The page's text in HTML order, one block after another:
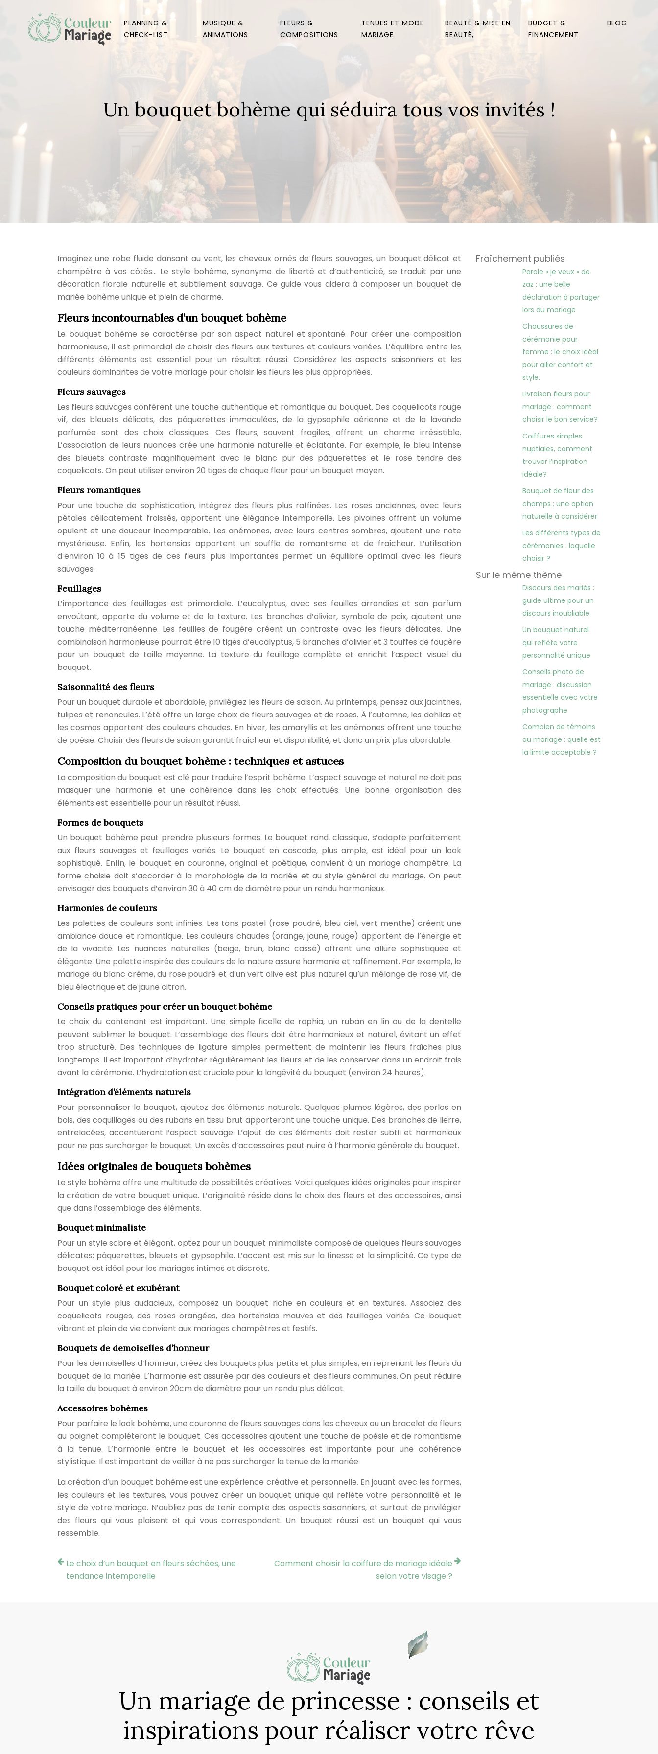
PLANNING &
CHECK-LIST
MUSIQUE &
ANIMATIONS
FLEURS &
COMPOSITIONS
TENUES ET MODE
MARIAGE
BEAUTÉ & MISE EN
BEAUTÉ,
BUDGET &
FINANCEMENT
BLOG
Un bouquet bohème qui séduira tous vos invités !
Imaginez une robe fluide dansant au vent, les cheveux ornés de fleurs sauvages, un bouquet délicat et
champêtre à vos côtés… Le style bohème, synonyme de liberté et d’authenticité, se traduit par une
décoration florale naturelle et subtilement sauvage. Ce guide vous aidera à composer un bouquet de
mariée bohème unique et plein de charme.
Fleurs incontournables d’un bouquet bohème
Le bouquet bohème se caractérise par son aspect naturel et spontané. Pour créer une composition
harmonieuse, il est primordial de choisir des fleurs aux textures et couleurs variées. L’équilibre entre les
différents éléments est essentiel pour un résultat réussi. Considérez les aspects saisonniers et les
couleurs dominantes de votre mariage pour choisir les fleurs les plus appropriées.
Fleurs sauvages
Les fleurs sauvages confèrent une touche authentique et romantique au bouquet. Des coquelicots rouge
vif, des bleuets délicats, des pâquerettes immaculées, de la gypsophile aérienne et de la lavande
parfumée sont des choix classiques. Ces fleurs, souvent fragiles, offrent un charme irrésistible.
L’association de leurs nuances crée une harmonie naturelle et éclatante. Par exemple, le bleu intense
des bleuets contraste magnifiquement avec le blanc pur des pâquerettes et le rose tendre des
coquelicots. On peut utiliser environ 20 tiges de chaque fleur pour un bouquet moyen.
Fleurs romantiques
Pour une touche de sophistication, intégrez des fleurs plus raffinées. Les roses anciennes, avec leurs
pétales délicatement froissés, apportent une élégance intemporelle. Les pivoines offrent un volume
opulent et une douceur incomparable. Les anémones, avec leurs centres sombres, ajoutent une note
mystérieuse. Enfin, les hortensias apportent un souffle de romantisme et de fraîcheur. L’utilisation
d’environ 10 à 15 tiges de ces fleurs plus importantes permet un équilibre optimal avec les fleurs
sauvages.
Feuillages
L’importance des feuillages est primordiale. L’eucalyptus, avec ses feuilles arrondies et son parfum
envoûtant, apporte du volume et de la texture. Les branches d’olivier, symbole de paix, ajoutent une
touche méditerranéenne. Les feuilles de fougère créent un contraste avec les fleurs délicates. Une
combinaison harmonieuse pourrait être 10 tiges d’eucalyptus, 5 branches d’olivier et 3 touffes de fougère
pour un bouquet de taille moyenne. La texture du feuillage complète et enrichit l’aspect visuel du
bouquet.
Saisonnalité des fleurs
Pour un bouquet durable et abordable, privilégiez les fleurs de saison. Au printemps, pensez aux jacinthes,
tulipes et renoncules. L’été offre un large choix de fleurs sauvages et de roses. À l’automne, les dahlias et
les cosmos apportent des couleurs chaudes. En hiver, les amaryllis et les anémones offrent une touche
de poésie. Choisir des fleurs de saison garantit fraîcheur et disponibilité, et donc un prix plus abordable.
Composition du bouquet bohème : techniques et astuces
La composition du bouquet est clé pour traduire l’esprit bohème. L’aspect sauvage et naturel ne doit pas
masquer une harmonie et une cohérence dans les choix effectués. Une bonne organisation des
éléments est essentielle pour un résultat réussi.
Formes de bouquets
Un bouquet bohème peut prendre plusieurs formes. Le bouquet rond, classique, s’adapte parfaitement
aux fleurs sauvages et feuillages variés. Le bouquet en cascade, plus ample, est idéal pour un look
sophistiqué. Enfin, le bouquet en couronne, original et poétique, convient à un mariage champêtre. La
forme choisie doit s’accorder à la morphologie de la mariée et au style général du mariage. On peut
envisager des bouquets d’environ 30 à 40 cm de diamètre pour un rendu harmonieux.
Harmonies de couleurs
Les palettes de couleurs sont infinies. Les tons pastel (rose poudré, bleu ciel, vert menthe) créent une
ambiance douce et romantique. Les couleurs chaudes (orange, jaune, rouge) apportent de l’énergie et
de la vivacité. Les nuances naturelles (beige, brun, blanc cassé) offrent une allure sophistiquée et
élégante. Une palette inspirée des couleurs de la nature assure harmonie et raffinement. Par exemple, le
mariage du blanc crème, du rose poudré et d’un vert olive est plus naturel qu’un mélange de rose vif, de
bleu électrique et de jaune citron.
Conseils pratiques pour créer un bouquet bohème
Le choix du contenant est important. Une simple ficelle de raphia, un ruban en lin ou de la dentelle
peuvent sublimer le bouquet. L’assemblage des fleurs doit être harmonieux et naturel, évitant un effet
trop structuré. Des techniques de ligature simples permettent de maintenir les fleurs fraîches plus
longtemps. Il est important d’hydrater régulièrement les fleurs et de les conserver dans un endroit frais
avant la cérémonie. L’hydratation est cruciale pour la longévité du bouquet (environ 24 heures).
Intégration d’éléments naturels
Pour personnaliser le bouquet, ajoutez des éléments naturels. Quelques plumes légères, des perles en
bois, des coquillages ou des rubans en tissu brut apporteront une touche unique. Des branches de lierre,
entrelacées, accentueront l’aspect sauvage. L’ajout de ces éléments doit rester subtil et harmonieux
pour ne pas surcharger le bouquet. Un excès d’accessoires peut nuire à l’harmonie générale du bouquet.
Idées originales de bouquets bohèmes
Le style bohème offre une multitude de possibilités créatives. Voici quelques idées originales pour inspirer
la création de votre bouquet unique. L’originalité réside dans le choix des fleurs et des accessoires, ainsi
que dans l’assemblage des éléments.
Bouquet minimaliste
Pour un style sobre et élégant, optez pour un bouquet minimaliste composé de quelques fleurs sauvages
délicates: pâquerettes, bleuets et gypsophile. L’accent est mis sur la finesse et la simplicité. Ce type de
bouquet est idéal pour les mariages intimes et discrets.
Bouquet coloré et exubérant
Pour un style plus audacieux, composez un bouquet riche en couleurs et en textures. Associez des
coquelicots rouges, des roses orangées, des hortensias mauves et des feuillages variés. Ce bouquet
vibrant et plein de vie convient aux mariages champêtres et festifs.
Bouquets de demoiselles d’honneur
Pour les demoiselles d’honneur, créez des bouquets plus petits et plus simples, en reprenant les fleurs du
bouquet de la mariée. L’harmonie est assurée par des couleurs et des fleurs communes. On peut réduire
la taille du bouquet à environ 20cm de diamètre pour un rendu plus délicat.
Accessoires bohèmes
Pour parfaire le look bohème, une couronne de fleurs sauvages dans les cheveux ou un bracelet de fleurs
au poignet compléteront le bouquet. Ces accessoires ajoutent une touche de poésie et de romantisme
à la tenue. L’harmonie entre le bouquet et les accessoires est importante pour une cohérence
stylistique. Il est important de veiller à ne pas surcharger la tenue de la mariée.
La création d’un bouquet bohème est une expérience créative et personnelle. En jouant avec les formes,
les couleurs et les textures, vous pouvez créer un bouquet unique qui reflète votre personnalité et le
style de votre mariage. N’oubliez pas de tenir compte des aspects saisonniers, et surtout de privilégier
des fleurs qui vous plaisent et qui vous correspondent. Un bouquet réussi est un bouquet qui vous
ressemble.
Le choix d’un bouquet en fleurs séchées, une
tendance intemporelle
Comment choisir la coiffure de mariage idéale
selon votre visage ?
Fraîchement publiés
Parole « je veux » de
zaz : une belle
déclaration à partager
lors du mariage
Chaussures de
cérémonie pour
femme : le choix idéal
pour allier confort et
style.
Livraison fleurs pour
mariage : comment
choisir le bon service?
Coiffures simples
nuptiales, comment
trouver l’inspiration
idéale?
Bouquet de fleur des
champs : une option
naturelle à considérer
Les différents types de
cérémonies : laquelle
choisir ?
Sur le même thème
Discours des mariés :
guide ultime pour un
discours inoubliable
Un bouquet naturel
qui reflète votre
personnalité unique
Conseils photo de
mariage : discussion
essentielle avec votre
photographe
Combien de témoins
au mariage : quelle est
la limite acceptable ?
Un mariage de princesse : conseils et
inspirations pour réaliser votre rêve